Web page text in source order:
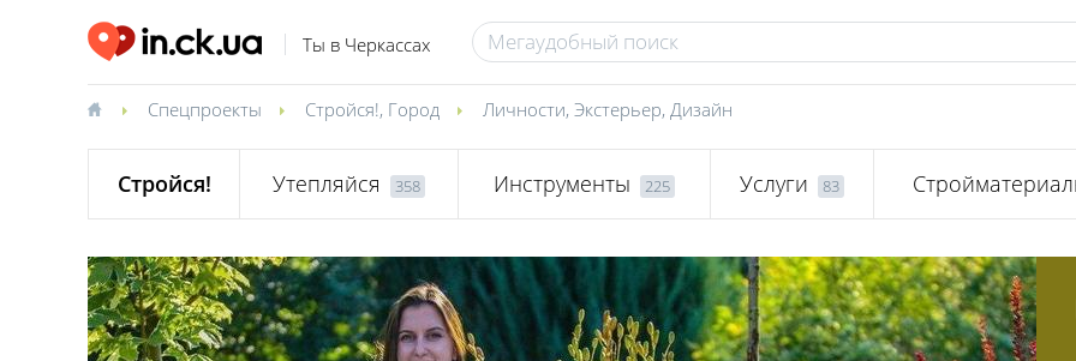
Ты в Черкассах
Спецпроекты Стройся!, Город Личности, Экстерьер, Дизайн
Стройся! Утепляйся 358 Инструменты 225 Услуги 83